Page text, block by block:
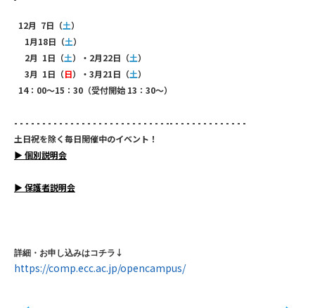
12月 7日（土）
1月18日（土）
2月 1日（土）・2月22日（土）
3月 1日（日）・3月21日（土）
14：00～15：30（受付開始 13：30～）
- - - - - - - - - - - - - - - - - - - - - - - - - - - -- - - - - - - - - - - - - -
土日祝を除く毎日開催中のイベント！
▶ 個別説明会
▶ 保護者説明会
詳細・お申し込みはコチラ ↓
https://comp.ecc.ac.jp/opencampus/